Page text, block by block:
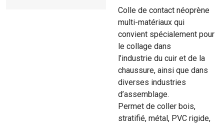
Colle de contact néoprène
multi-matériaux qui
convient spécialement pour
le collage dans
l’industrie du cuir et de la
chaussure, ainsi que dans
diverses industries
d’assemblage.
Permet de coller bois,
stratifié, métal, PVC rigide,